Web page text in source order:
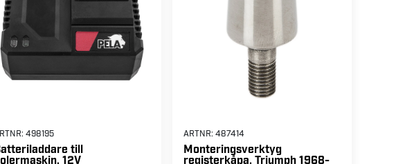
498195
till
12V
ARTNR:487414
Monteringsverktyg
registerkåpa, Triumph 1968-